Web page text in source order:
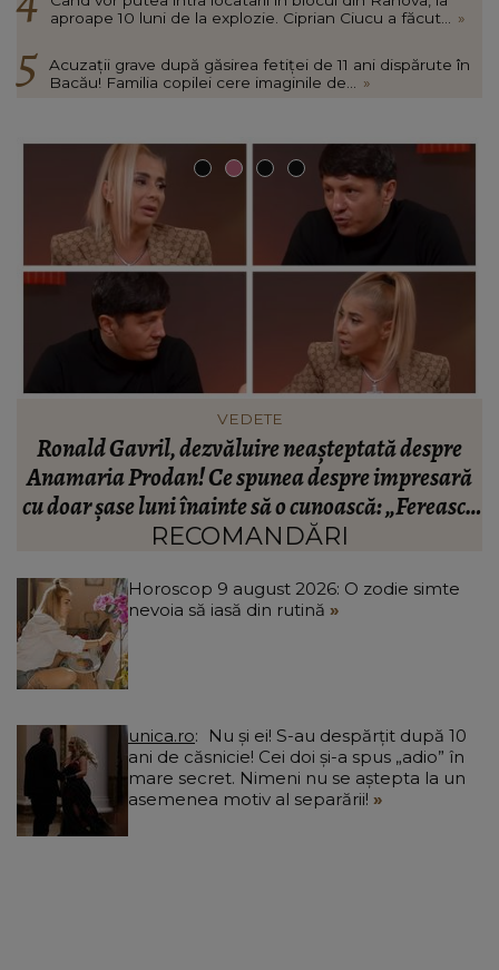
aproape 10 luni de la explozie. Ciprian Ciucu a făcut...
»
Acuzații grave după găsirea fetiței de 11 ani dispărute în
Bacău! Familia copilei cere imaginile de...
»
INFORMATIILE ZILEI
BREAKING! Lionel Messi este în doliu! Tatăl
fotbalistului s-a stins din viață!
RECOMANDĂRI
Horoscop 9 august 2026: O zodie simte
nevoia să iasă din rutină
unica.ro
ani de căsnicie! Cei doi și-a spus „adio” în
mare secret. Nimeni nu se aștepta la un
asemenea motiv al separării!